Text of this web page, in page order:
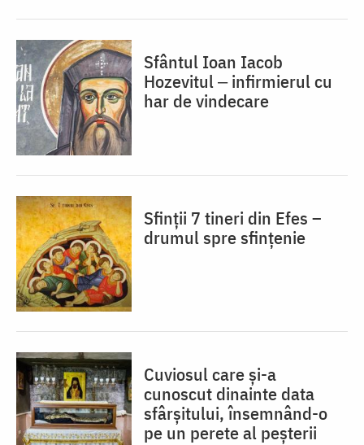
Sfântul Ioan Iacob
Hozevitul ‒ infirmierul cu
har de vindecare
Sfinții 7 tineri din Efes –
drumul spre sfințenie
Cuviosul care și-a
cunoscut dinainte data
sfârșitului, însemnând-o
pe un perete al peșterii